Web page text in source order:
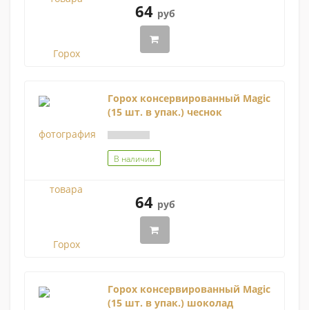
64 руб
Горох консервированный Magic
(15 шт. в упак.) чеснок
В наличии
64 руб
Горох консервированный Magic
(15 шт. в упак.) шоколад